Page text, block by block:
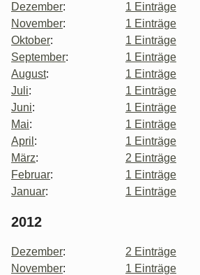
Dezember:
1 Einträge
November:
1 Einträge
Oktober:
1 Einträge
September:
1 Einträge
August:
1 Einträge
Juli:
1 Einträge
Juni:
1 Einträge
Mai:
1 Einträge
April :
1 Einträge
März:
2 Einträge
Februar:
1 Einträge
Januar: 1 Einträge
2012
Dezember:
2 Einträge
November:
1 Einträge